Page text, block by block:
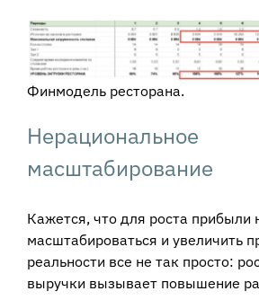
Финмодель ресторана.
Нерациональное
масштабирование
Кажется, что для роста прибыли
масштабироваться и увеличить
реальности все не так просто:
выручки вызывает повышение